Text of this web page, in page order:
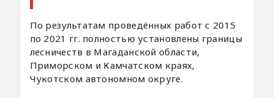
По результатам проведённых работ с 2015
по 2021 гг. полностью установлены границы
лесничеств в Магаданской области,
Приморском и Камчатском краях,
Чукотском автономном округе.